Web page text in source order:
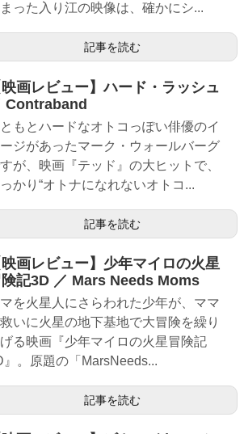
った入り江の映像は、確かにシ...
記事を読む
映画レビュー】ハード・ラッシュ
Contraband
もとハードなオトコっぽい俳優のイ
ージがあったマーク・ウォールバーグ
が、映画『テッド』の大ヒットで、
かり“オトナになれないオトコ...
記事を読む
映画レビュー】少年マイロの火星
険記3D ／ Mars Needs Moms
を火星人にさらわれた少年が、ママ
いに火星の地下基地で大冒険を繰り
る映画『少年マイロの火星冒険記
』。原題の「MarsNeeds...
記事を読む